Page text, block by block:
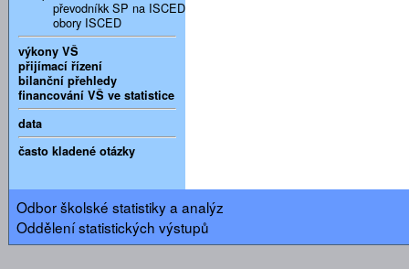
převodníkk SP na ISCED
obory ISCED
výkony VŠ
přijímací řízení
bilanční přehledy
financování VŠ ve statistice
data
často kladené otázky
Odbor školské statistiky a analýz
Oddělení statistických výstupů